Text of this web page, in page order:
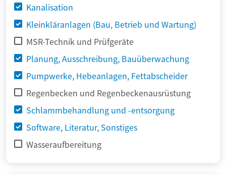
Kanalisation
Kleinkläranlagen (Bau, Betrieb und Wartung)
MSR-Technik und Prüfgeräte
Planung, Ausschreibung, Bauüberwachung
Pumpwerke, Hebeanlagen, Fettabscheider
Regenbecken und Regenbeckenausrüstung
Schlammbehandlung und -entsorgung
Software, Literatur, Sonstiges
Wasseraufbereitung